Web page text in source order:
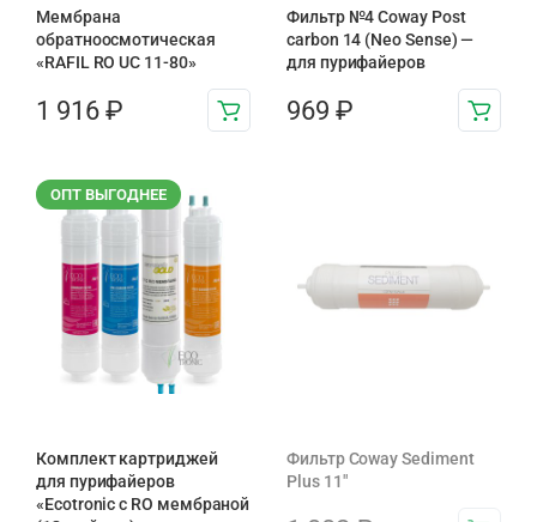
Мембрана
обратноосмотическая
«RAFIL RO UC 11-80»
1 916 ₽
Фильтр №4 Coway Post
carbon 14 (Neo Sense) —
для пурифайеров
969 ₽
ОПТ ВЫГОДНЕЕ
Комплект картриджей
для пурифайеров
«Ecotronic с RO мембраной
Фильтр Coway Sediment
Plus 11″